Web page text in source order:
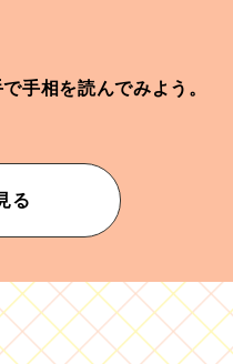
手相を読んでみよう。
る